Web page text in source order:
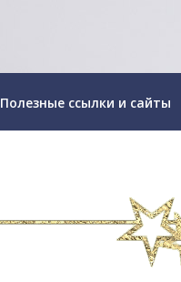
Полезные ссылки и сайты